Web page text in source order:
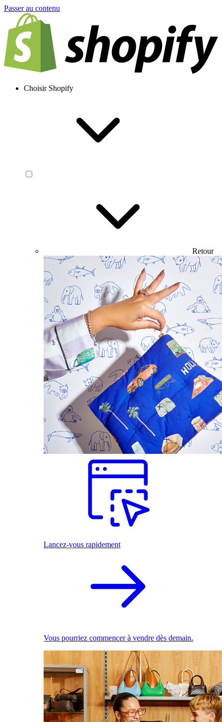
Passer au contenu
Choisir Shopify
Retour
Lancez-vous rapidement
Vous pourriez commencer à vendre dès demain.